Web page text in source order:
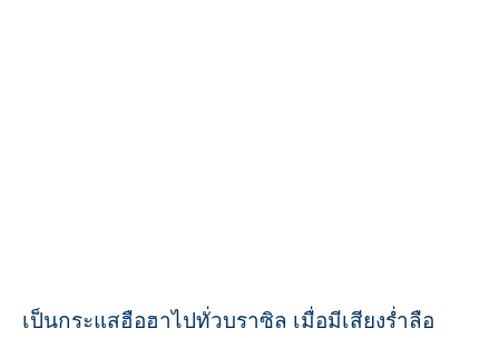
เป็นกระแสฮือฮาไปทั่วบราซิล เมื่อมีเสียงร่ำลือ